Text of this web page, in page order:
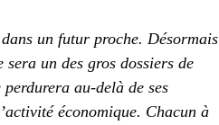
un futur proche. Désormais
un des gros dossiers de
au-delà de ses
économique. Chacun à